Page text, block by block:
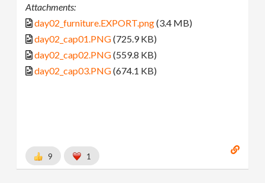
Attachments:
day02_furniture.EXPORT.png(3.4 MB)
day02_cap01.PNG(725.9 KB)
day02_cap02.PNG(559.8 KB)
day02_cap03.PNG(674.1 KB)
9 1